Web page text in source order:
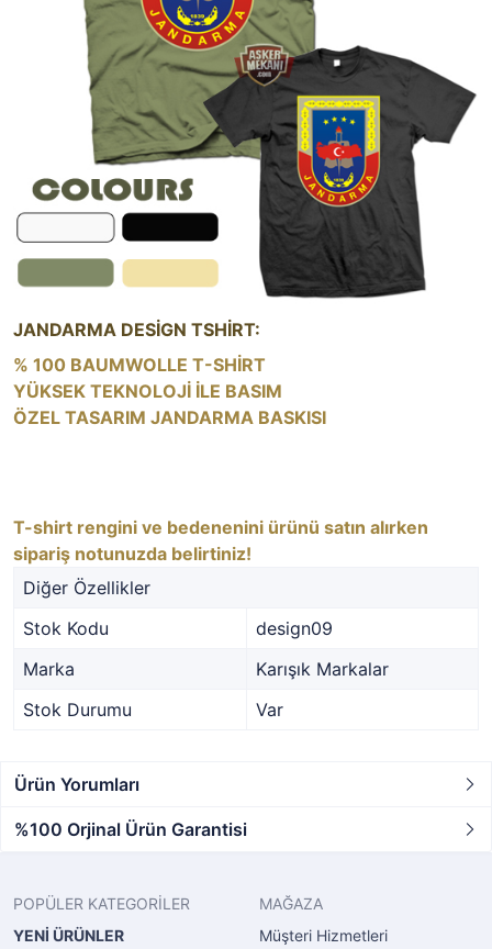
JANDARMA DESİGN TSHİRT:
% 100 BAUMWOLLE T-SHİRT
YÜKSEK TEKNOLOJİ İLE BASIM
ÖZEL TASARIM JANDARMA BASKISI
T-shirt rengini ve bedenenini ürünü satın alırken
sipariş notunuzda belirtiniz!
Diğer Özellikler
Stok Kodu
design09
Marka
Karışık Markalar
Stok Durumu
Var
Ürün Yorumları
%100 Orjinal Ürün Garantisi
POPÜLER KATEGORİLER
YENİ ÜRÜNLER
MAĞAZA
Müşteri Hizmetleri